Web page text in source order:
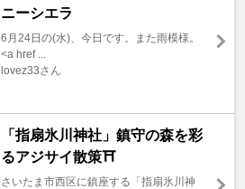
ニーシエラ
6月24日の(水)、今日です。また雨模様。
<a href ...
lovez33さん
「指扇氷川神社」鎮守の森を彩
るアジサイ散策⛩️
さいたま市西区に鎮座する「指扇氷川神